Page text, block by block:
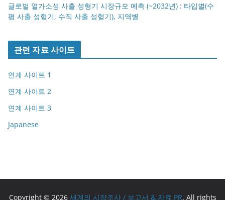
글로벌 열가소성 사출 성형기 시장규모 예측 (~2032년) : 타입별(수
평 사출 성형기, 수직 사출 성형기), 지역별
관련 자료 사이트
연계 사이트 1
연계 사이트 2
연계 사이트 3
Japanese
Copyright © 2026 세계의 시장조사 / 보고서 & 자료 PR. All rights